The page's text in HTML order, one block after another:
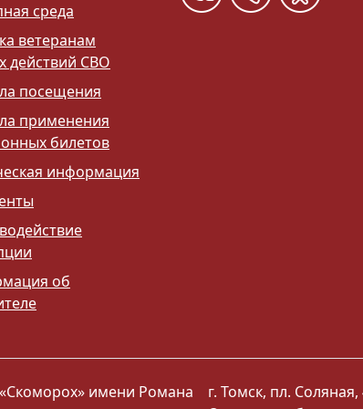
среда
ветеранам
действий СВО
посещения
применения
билетов
информация
об
имени Романа
г. Томск, пл. Соляная,